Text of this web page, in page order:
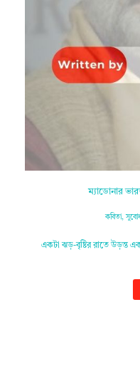
ম্যাডোনার
কবিতা,
একটা ঝড়-বৃষ্টির রাতে উড়ন্ত